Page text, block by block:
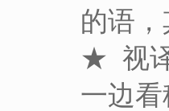
的语
★ 视
一边看